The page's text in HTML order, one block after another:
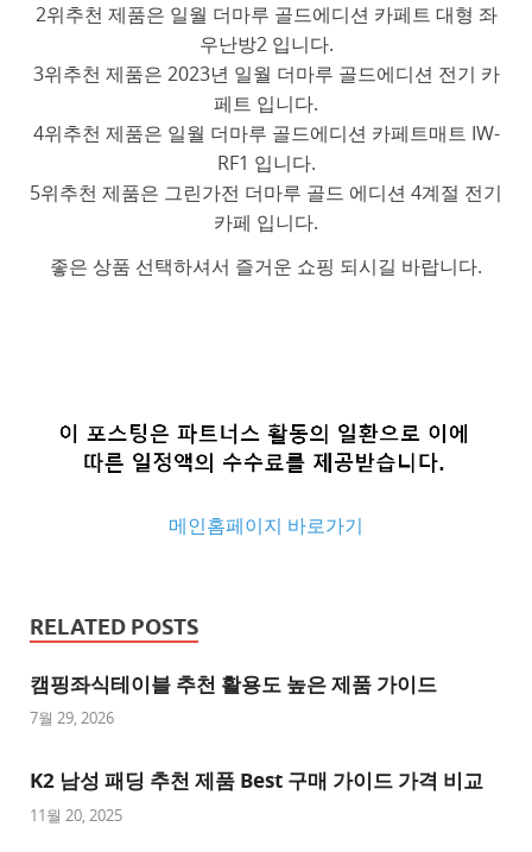
2위추천 제품은 일월 더마루 골드에디션 카페트 대형 좌
우난방2 입니다.
3위추천 제품은 2023년 일월 더마루 골드에디션 전기 카
페트 입니다.
4위추천 제품은 일월 더마루 골드에디션 카페트매트 IW-
RF1 입니다.
5위추천 제품은 그린가전 더마루 골드 에디션 4계절 전기
카페 입니다.
좋은 상품 선택하셔서 즐거운 쇼핑 되시길 바랍니다.
메인홈페이지 바로가기
사
이
트
천
사
RELATED POSTS
캠핑좌식테이블 추천 활용도 높은 제품 가이드
7월 29, 2026
K2 남성 패딩 추천 제품 Best 구매 가이드 가격 비교
11월 20, 2025